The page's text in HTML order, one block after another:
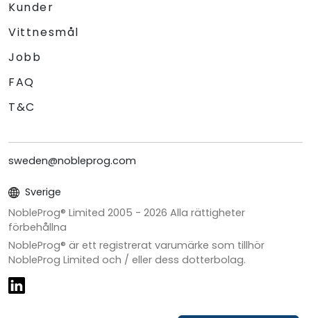
Kunder
Vittnesmål
Jobb
FAQ
T&C
sweden@nobleprog.com
Sverige
NobleProg® Limited 2005 - 2026 Alla rättigheter
förbehållna
NobleProg® är ett registrerat varumärke som tillhör
NobleProg Limited och / eller dess dotterbolag.